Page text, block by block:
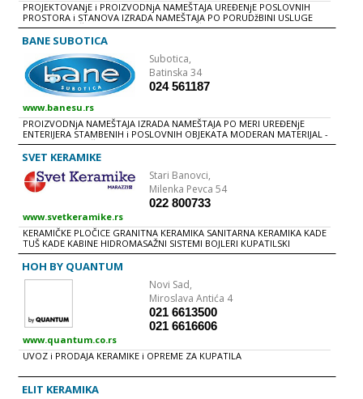
PROJEKTOVANjE i PROIZVODNjA NAMEŠTAJA UREĐENjE POSLOVNIH
PROSTORA i STANOVA IZRADA NAMEŠTAJA PO PORUDžBINI USLUGE
FURNIRANjA, ŠPEROVANjA, LAKIRANjA SUŠENjE MEKOG i TVRDOG
DRVETA U AUTOMATSKIM SUŠARAMA OBRADA MEDIJAPANA, MASIVA i
BIBLIOTEKE DEČIJE SOBE KOMODE KREVETI KUHINjE KUPATILSKI
NAMEŠTAJ PLAKARI STEPENIŠTA STOLICE i STOLOVI VRATA MASKE ZA
RADIJATORE
BANE SUBOTICA
Subotica,
Batinska 34
024 561187
www.banesu.rs
PROIZVODNjA NAMEŠTAJA IZRADA NAMEŠTAJA PO MERI UREĐENjE
ENTERIJERA STAMBENIH i POSLOVNIH OBJEKATA MODERAN MATERIJAL -
KERROCK NAMEŠTAJ i OPREMA ZA KUPATILA KUHINjE VRATA REGALI
PLAKARI SPAVAĆE SOBE DNEVNE SOBE DEČIJE SOBE SANITARIJE
KERAMIČKE PLOČICE ARMATURE LAJSNE
SVET KERAMIKE
Stari Banovci,
Milenka Pevca 54
022 800733
www.svetkeramike.rs
KERAMIČKE PLOČICE GRANITNA KERAMIKA SANITARNA KERAMIKA KADE
TUŠ KADE KABINE HIDROMASAŽNI SISTEMI BOJLERI KUPATILSKI
NAMEŠTAJ SANITARNE ARMATURE GALANTERIJA MATERIJALI ZA
UGRADNjU
HOH BY QUANTUM
Novi Sad,
Miroslava Antića 4
021 6613500
021 6616606
www.quantum.co.rs
UVOZ i PRODAJA KERAMIKE i OPREME ZA KUPATILA
ELIT KERAMIKA